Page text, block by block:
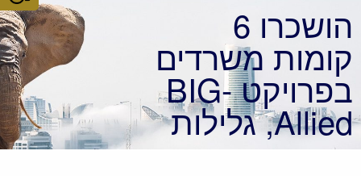
הושכרו 6
קומות משרדים
בפרויקט BIG-
Allied, גלילות